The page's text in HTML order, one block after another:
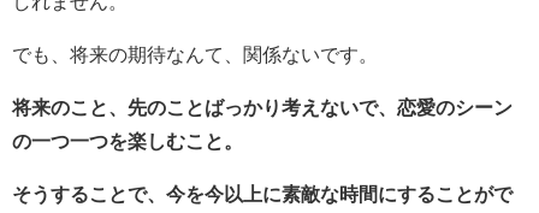
でも、将来の期待なんて、関係ないです。
将来のこと、先のことばっかり考えないで、恋愛のシーン
の一つ一つを楽しむこと。
そうすることで、今を今以上に素敵な時間にすることがで